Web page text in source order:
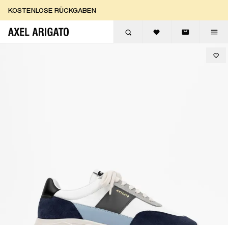
Zum Inhalt springen
KOSTENLOSE RÜCKGABEN
KOSTENLOSE EXPRESSLIEFERUNG